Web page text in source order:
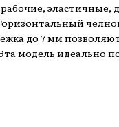
эластичные,
до 7 мм
модель идеально